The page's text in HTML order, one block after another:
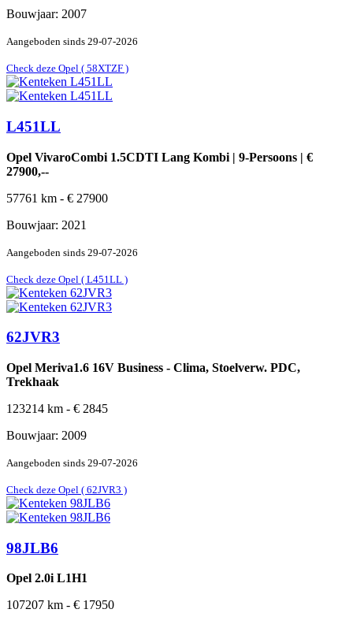
Bouwjaar: 2007
Aangeboden sinds 29-07-2026
Check deze Opel ( 58XTZF )
L451LL
Opel VivaroCombi 1.5CDTI Lang Kombi | 9-Persoons | €
27900,--
57761 km - € 27900
Bouwjaar: 2021
Aangeboden sinds 29-07-2026
Check deze Opel ( L451LL )
62JVR3
Opel Meriva1.6 16V Business - Clima, Stoelverw. PDC,
Trekhaak
123214 km - € 2845
Bouwjaar: 2009
Aangeboden sinds 29-07-2026
Check deze Opel ( 62JVR3 )
98JLB6
Opel 2.0i L1H1
107207 km - € 17950